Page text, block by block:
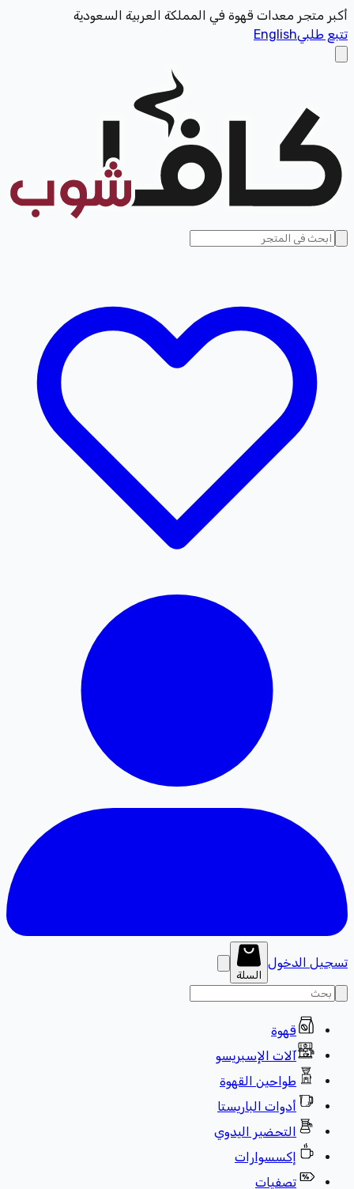
أكبر متجر معدات قهوة في المملكة العربية السعودية
تتبع طلبيEnglish
تسجيل الدخول
السلة
قهوة
آلات الإسبريسو
طواحين القهوة
أدوات الباريستا
التحضير اليدوي
إكسسوارات
تصفيات